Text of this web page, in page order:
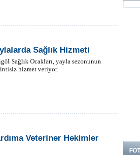
Sağlık Hizmeti
Sağlık Ocakları, yayla sezonunun
hizmet veriyor.
Veteriner Hekimler